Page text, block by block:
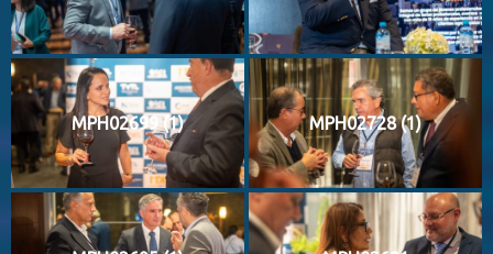
MPH02699 (1) MPH02728 (1)